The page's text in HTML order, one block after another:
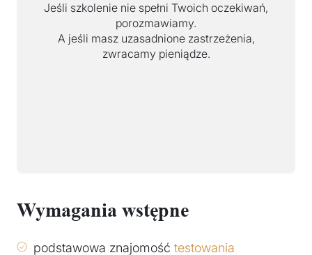
Jeśli szkolenie nie spełni Twoich oczekiwań,
porozmawiamy.
A jeśli masz uzasadnione zastrzeżenia,
zwracamy pieniądze.
Wymagania wstępne
podstawowa znajomość testowania